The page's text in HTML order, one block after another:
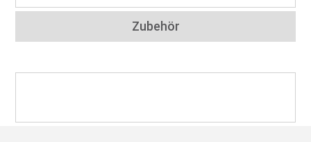
Zubehör